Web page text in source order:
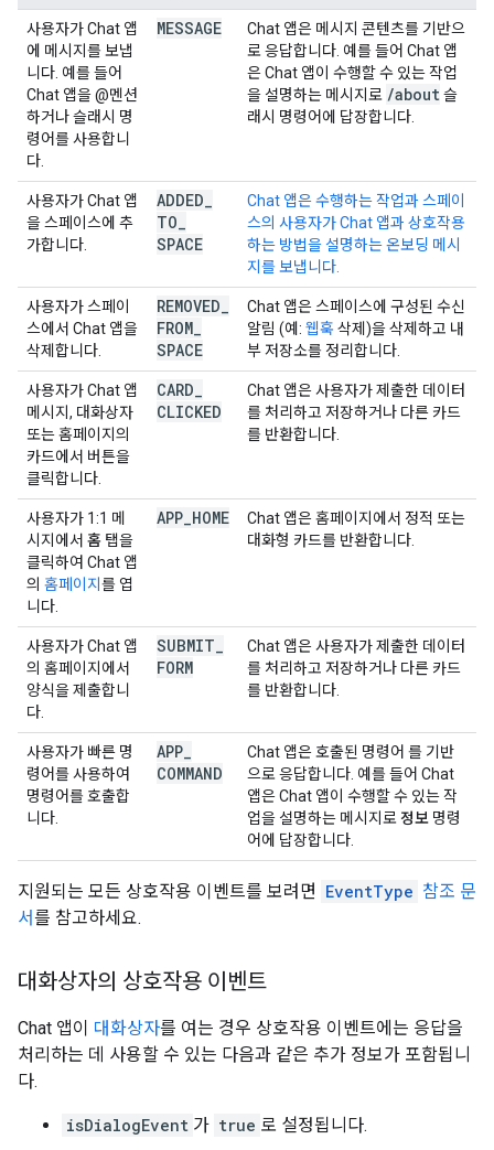
사용자가 Chat 앱
에 메시지를 보냅
니다. 예를 들어
Chat 앱을 @멘션
하거나 슬래시 명
령어를 사용합니
다.
MESSAGE
Chat 앱은 메시지 콘텐츠를 기반으
로 응답합니다. 예를 들어 Chat 앱
은 Chat 앱이 수행할 수 있는 작업
을 설명하는 메시지로 /about 슬
래시 명령어에 답장합니다.
사용자가 Chat 앱
을 스페이스에 추
가합니다.
ADDED
TO
SPACE
Chat 앱은 수행하는 작업과 스페이
스의 사용자가 Chat 앱과 상호작용
하는 방법을 설명하는 온보딩 메시
지를 보냅니다.
사용자가 스페이
스에서 Chat 앱을
삭제합니다.
REMOVED
FROM
SPACE
Chat 앱은 스페이스에 구성된 수신
알림 (예: 웹훅 삭제)을 삭제하고 내
부 저장소를 정리합니다.
사용자가 Chat 앱
메시지, 대화상자
또는 홈페이지의
카드에서 버튼을
클릭합니다.
CARD
CLICKED
Chat 앱은 사용자가 제출한 데이터
를 처리하고 저장하거나 다른 카드
를 반환합니다.
사용자가 1:1 메
시지에서 홈 탭을
클릭하여 Chat 앱
의 홈페이지 를 엽
니다.
APP HOME
Chat 앱은 홈페이지에서 정적 또는
대화형 카드를 반환합니다.
사용자가 Chat 앱
의 홈페이지에서
양식을 제출합니
다.
SUBMIT
FORM
Chat 앱은 사용자가 제출한 데이터
를 처리하고 저장하거나 다른 카드
를 반환합니다.
사용자가 빠른 명
령어를 사용하여
명령어를 호출합
니다.
APP
COMMAND
Chat 앱은 호출된 명령어 를 기반
으로 응답합니다. 예를 들어 Chat
앱은 Chat 앱이 수행할 수 있는 작
업을 설명하는 메시지로 정보 명령
어에 답장합니다.
지원되는 모든 상호작용 이벤트를 보려면 EventType 참조 문
서를 참고하세요.
대화상자의 상호작용 이벤트
Chat 앱이 대화상자를 여는 경우 상호작용 이벤트에는 응답을
처리하는 데 사용할 수 있는 다음과 같은 추가 정보가 포함됩니
다.
isDialogEvent 가 true 로 설정됩니다.